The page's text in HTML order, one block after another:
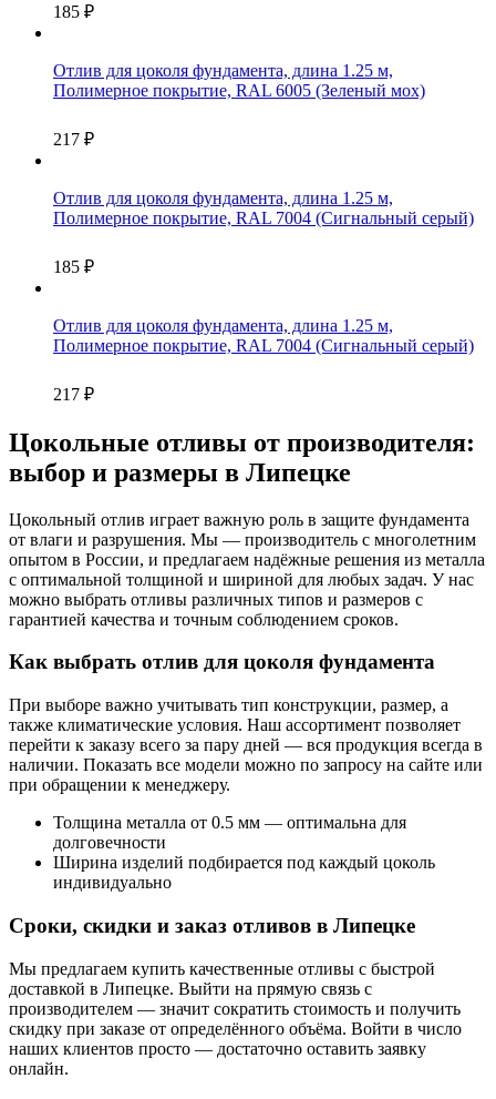
185 ₽
Отлив для цоколя фундамента, длина 1.25 м,
Полимерное покрытие, RAL 6005 (Зеленый мох)
217 ₽
Отлив для цоколя фундамента, длина 1.25 м,
Полимерное покрытие, RAL 7004 (Сигнальный серый)
185 ₽
Отлив для цоколя фундамента, длина 1.25 м,
Полимерное покрытие, RAL 7004 (Сигнальный серый)
217 ₽
Цокольные отливы от производителя:
выбор и размеры в Липецке
Цокольный отлив играет важную роль в защите фундамента
от влаги и разрушения. Мы — производитель с многолетним
опытом в России, и предлагаем надёжные решения из металла
с оптимальной толщиной и шириной для любых задач. У нас
можно выбрать отливы различных типов и размеров с
гарантией качества и точным соблюдением сроков.
Как выбрать отлив для цоколя фундамента
При выборе важно учитывать тип конструкции, размер, а
также климатические условия. Наш ассортимент позволяет
перейти к заказу всего за пару дней — вся продукция всегда в
наличии. Показать все модели можно по запросу на сайте или
при обращении к менеджеру.
Толщина металла от 0.5 мм — оптимальна для
долговечности
Ширина изделий подбирается под каждый цоколь
индивидуально
Сроки, скидки и заказ отливов в Липецке
Мы предлагаем купить качественные отливы с быстрой
доставкой в Липецке. Выйти на прямую связь с
производителем — значит сократить стоимость и получить
скидку при заказе от определённого объёма. Войти в число
наших клиентов просто — достаточно оставить заявку
онлайн.